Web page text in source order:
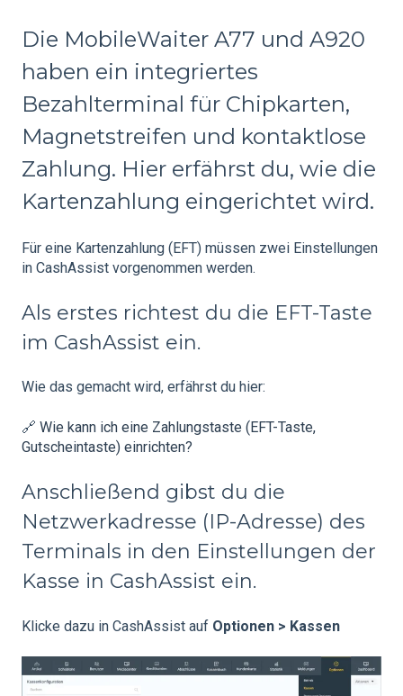
Die MobileWaiter A77 und A920
haben ein integriertes
Bezahlterminal für Chipkarten,
Magnetstreifen und kontaktlose
Zahlung. Hier erfährst du, wie die
Kartenzahlung eingerichtet wird.
Für eine Kartenzahlung (EFT) müssen zwei Einstellungen
in CashAssist vorgenommen werden.
Als erstes richtest du die EFT-Taste
im CashAssist ein.
Wie das gemacht wird, erfährst du hier:
🔗 Wie kann ich eine Zahlungstaste (EFT-Taste,
Gutscheintaste) einrichten?
Anschließend gibst du die
Netzwerkadresse (IP-Adresse) des
Terminals in den Einstellungen der
Kasse in CashAssist ein.
Klicke dazu in CashAssist auf Optionen > Kassen